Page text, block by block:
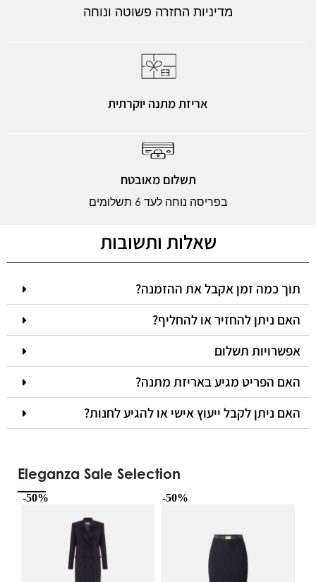
מדיניות החזרה פשוטה ונוחה
אריזת מתנה יוקרתית
תשלום מאובטח
בפריסה נוחה לעד 6 תשלומים
שאלות ותשובות
תוך כמה זמן אקבל את ההזמנה?
האם ניתן להחזיר או להחליף?
אפשרויות תשלום
האם הפריט מגיע באריזת מתנה?
האם ניתן לקבל ייעוץ אישי או להגיע לחנות?
Eleganza Sale Selection
-50% -50%